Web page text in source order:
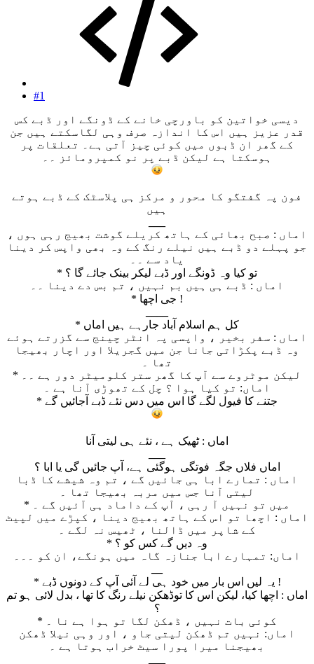
#1
دیسی خواتین کو باورچی خانے کے ڈونگے اور ڈبے کس
قدر عزیز ہیں اس کا اندازہ صرف وہی لگاسکتے ہیں جن
کے گھر ان ڈبوں میں کوئی چیز آتی ہے۔ تعلقات پر
ہوسکتا ہے لیکن ڈبے پر نو کمپرومائز ۔۔
فون پہ گفتگو کا محور و مرکز ہی پلاسٹک کے ڈبے ہوتے
ہیں
اماں : صبح بھائی کے ہاتھ کریلے گوشت بھیج رہی ہوں ،
جو پہلے دو ڈبے ہیں نیلے رنگ کے وہ بھی واپس کر دینا
یاد سے ۔۔
* تو کیا وہ ڈونگے اور ڈبے لیکر بینک جائے گا ؟
اماں : ڈبے ہی ہیں بم نہیں ، تم بس دے دینا ۔۔
* جی اچھا !
* کل ہم اسلام آباد جارہے ہیں اماں
اماں : سفر بخیر ، واپسی پہ انٹر چینج سے گزرتے ہوئے
وہ ڈبے پکڑاتی جانا جن میں گجریلا اور اچار بھیجا
تھا ۔
* لیکن موٹروے سے آپ کا گھر ستر کلومیٹر دور ہے ۔۔
اماں: تو کیا ہوا ؟ چل کے تھوڑی آنا ہے ۔
* جتنے کا فیول لگے گا اس میں دس نئے ڈبے آجائیں گے
اماں : ٹھیک ہے ، نئے ہی لیتی آنا
اماں فلاں جگہ فوتگی ہوگئی ہے، آپ جائیں گی یا ابا ؟
اماں : تمارے ابا ہی جائیں گے ، تم وہ شیشے کا ڈبا
لیتی آنا جس میں مربہ بھیجا تھا ۔
* میں تو نہیں آ رہی ، آپ کے داماد ہی آئیں گے ۔
اماں : اچھا تو اس کے ہاتھ بھیج دینا ، کپڑے میں لپیٹ
کے شاپر میں ڈالنا ، ٹھیس نہ لگے ۔
* وہ دیں گے کس کو ؟
اماں: تمہارے ابا جنازہ گاہ میں ہونگے، ان کو ۔۔۔
* یہ لیں اس بار میں خود ہی لے آئی آپ کے دونوں ڈبے !
اماں : اچھا کیا، لیکن اس کا توڈھکن نیلے رنگ کا تھا ، بدل لائی ہو تم
؟
* کوئی بات نہیں ، ڈھکن لگا تو ہوا ہے نا ۔
اماں: نہیں تم ڈھکن لیتی جاو ، اور وہی نیلا ڈھکن
بھیجنا میرا پورا سیٹ خراب ہوتا ہے ۔